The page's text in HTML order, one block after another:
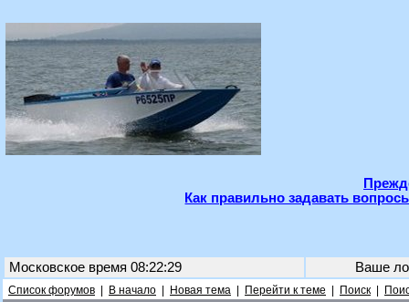
Как правильно задавать
Московское время 08:22:29 Ваше
Список форумов В начало Новая тема Перейти к теме Поиск